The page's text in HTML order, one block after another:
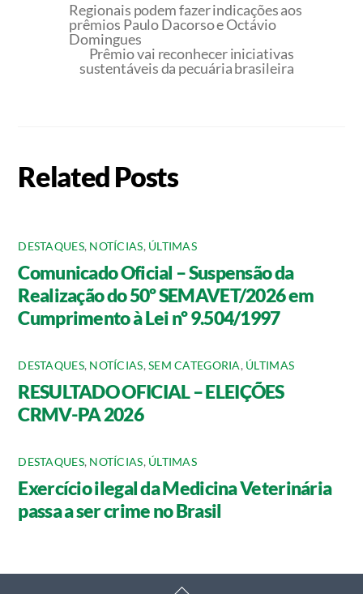
Regionais podem fazer indicações aos
prêmios Paulo Dacorso e Octávio
Domingues
Prêmio vai reconhecer iniciativas
sustentáveis da pecuária brasileira
Related Posts
DESTAQUES, NOTÍCIAS, ÚLTIMAS
Comunicado Oficial – Suspensão da
Realização do 50º SEMAVET/2026 em
Cumprimento à Lei nº 9.504/1997
DESTAQUES, NOTÍCIAS,SEM CATEGORIA, ÚLTIMAS
RESULTADO OFICIAL – ELEIÇÕES
CRMV-PA 2026
DESTAQUES, NOTÍCIAS, ÚLTIMAS
Exercício ilegal da Medicina Veterinária
passa a ser crime no Brasil
Back